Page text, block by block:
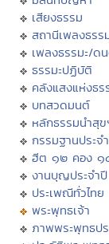
เสียงธรรม
สถานีเพลงธรร
เพลงธรรมะ/ด
ธรรมะปฏิบัติ
คลังแสงแห่งธร
บทสวดมนต์
หลักธรรมนำสุข
กรรมฐานประจ
ฮีต ๑๒ คอง ๑
งานบุญประจำปี
ประเพณีทั่วไทย
พระพุทธเจ้า
ภาพพระพุทธป